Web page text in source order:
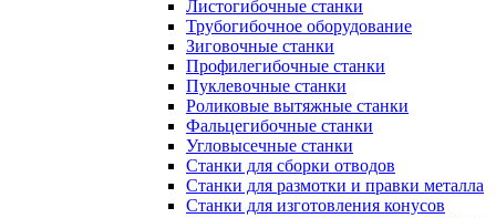
Листогибочные станки
Трубогибочное оборудование
Зиговочные станки
Профилегибочные станки
Пуклевочные станки
Роликовые вытяжные станки
Фальцегибочные станки
Угловысечные станки
Станки для сборки отводов
Станки для размотки и правки металла
Станки для изготовления конусов